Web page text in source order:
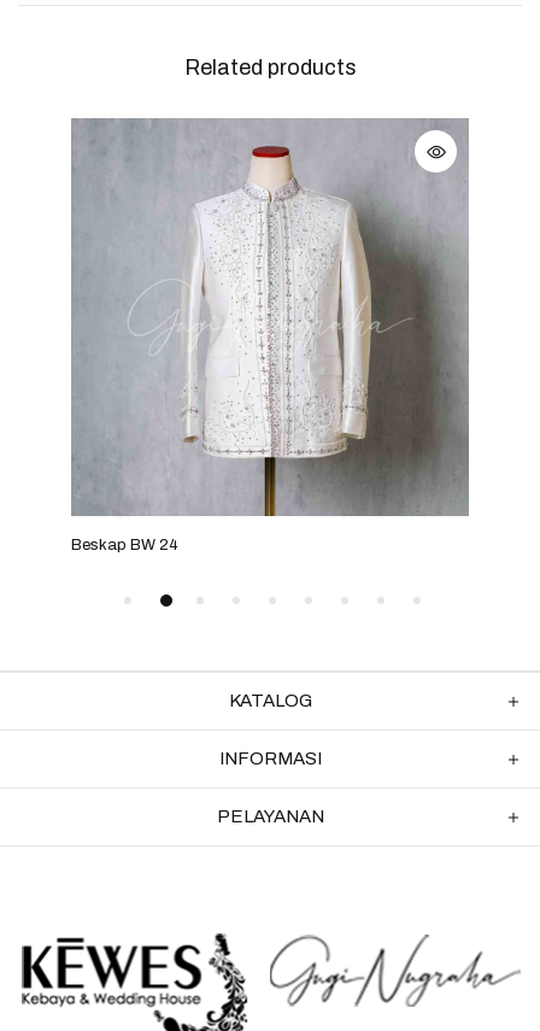
Related products
Beskap BW 24
KATALOG
INFORMASI
PELAYANAN